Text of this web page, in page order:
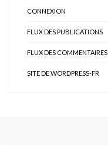
CONNEXION
FLUX DES PUBLICATIONS
FLUX DES COMMENTAIRES
SITE DE WORDPRESS-FR